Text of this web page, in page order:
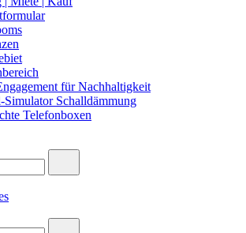
für Nachhaltigkeit
Simulator Schalldämmung
Telefonboxen